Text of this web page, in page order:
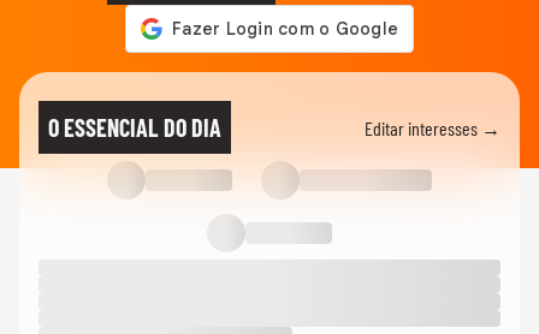
O ESSENCIAL DO DIA Editar interesses →